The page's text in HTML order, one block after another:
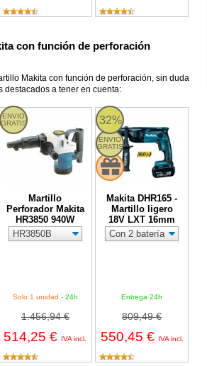
con función de perforación
Makita con función de perforación, sin duda
destacados a tener en cuenta:
- 800W 26mm
ENVIO
GRATIS
Martillo
Perforador Makita
HR3850 940W
Solo 1 unidad - 24h
1.456,94 €
514,25 € IVA incl.
Martillo Perforador Makita HR3850 940W
32%
ENVIO
GRATIS
Makita DHR165 -
Martillo ligero
18V LXT 16mm
Entrega 24h
809,49 €
550,45 € IVA incl.
Makita DHR165 -